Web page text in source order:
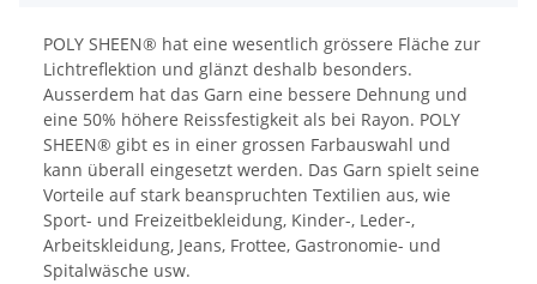
POLY SHEEN® hat eine wesentlich grössere Fläche zur
Lichtreflektion und glänzt deshalb besonders.
Ausserdem hat das Garn eine bessere Dehnung und
eine 50% höhere Reissfestigkeit als bei Rayon. POLY
SHEEN® gibt es in einer grossen Farbauswahl und
kann überall eingesetzt werden. Das Garn spielt seine
Vorteile auf stark beanspruchten Textilien aus, wie
Sport- und Freizeitbekleidung, Kinder-, Leder-,
Arbeitskleidung, Jeans, Frottee, Gastronomie- und
Spitalwäsche usw.